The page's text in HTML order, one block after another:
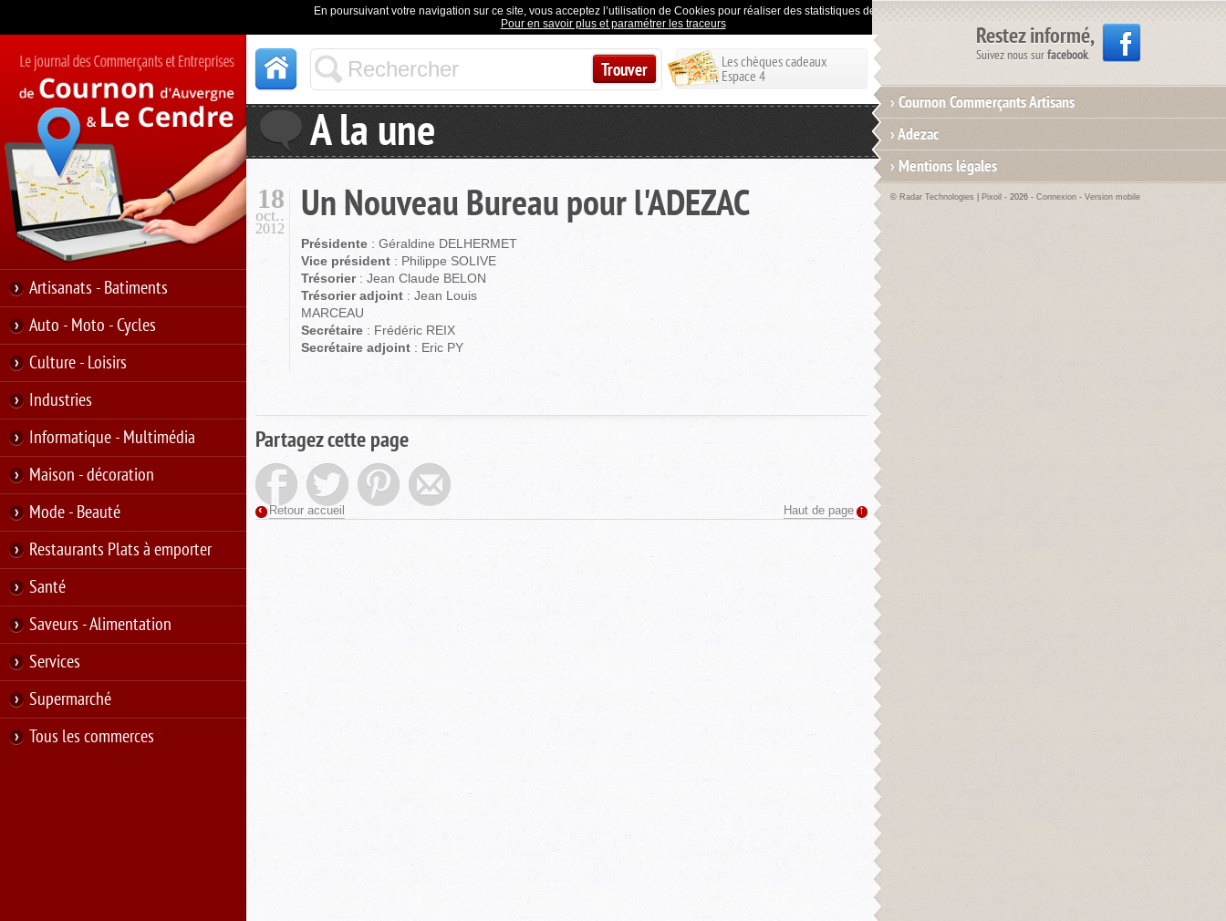
En poursuivant votre navigation sur ce site, vous acceptez l’utilisation de Cookies pour réaliser des statistiques de visites.
Pour en savoir plus et paramétrer les traceurs